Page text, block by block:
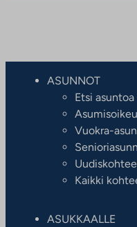
ASUNNOT
Etsi asuntoa
Vuokra-
Kaikki
ASUKKAALLE